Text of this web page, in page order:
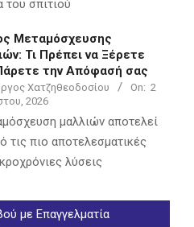
του σπιτιού
Μεταμόσχευσης
Τι Πρέπει να Ξέρετε
την Απόφασή σας
Χατζηθεοδοσίου On: 2
2026
μαλλιών αποτελεί
τις πιο αποτελεσματικές
λύσεις
με Επαγγελματία